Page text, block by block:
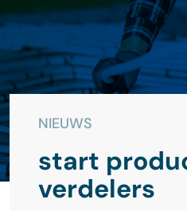
NIEUWS
start
verdelers